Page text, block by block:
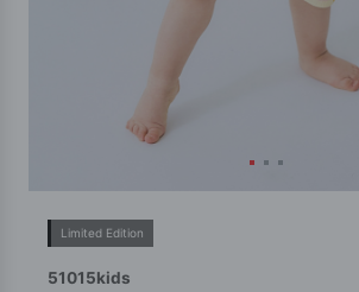
Limited Edition
51015kids